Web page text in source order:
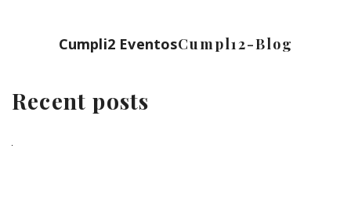
Cumpli2 EventosCumpl12-Blog
Recent posts